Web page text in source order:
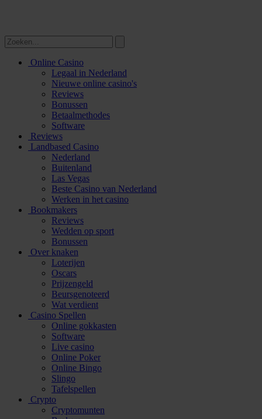
Online Casino
Legaal in Nederland
Nieuwe online casino's
Reviews
Bonussen
Betaalmethodes
Software
Reviews
Landbased Casino
Nederland
Buitenland
Las Vegas
Beste Casino van Nederland
Werken in het casino
Bookmakers
Reviews
Wedden op sport
Bonussen
Over knaken
Loterijen
Oscars
Prijzengeld
Beursgenoteerd
Wat verdient
Casino Spellen
Online gokkasten
Software
Live casino
Online Poker
Online Bingo
Slingo
Tafelspellen
Crypto
Cryptomunten